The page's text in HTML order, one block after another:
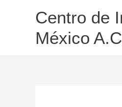
Centro de
México